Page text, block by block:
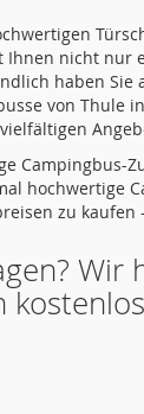
Ihnen nicht nur
haben
von Thule
hochwertige
zu
Wir